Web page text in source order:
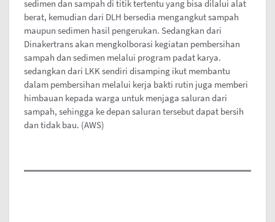
sedimen dan sampah di titik tertentu yang bisa dilalui alat
berat, kemudian dari DLH bersedia mengangkut sampah
maupun sedimen hasil pengerukan. Sedangkan dari
Dinakertrans akan mengkolborasi kegiatan pembersihan
sampah dan sedimen melalui program padat karya.
sedangkan dari LKK sendiri disamping ikut membantu
dalam pembersihan melalui kerja bakti rutin juga memberi
himbauan kepada warga untuk menjaga saluran dari
sampah, sehingga ke depan saluran tersebut dapat bersih
dan tidak bau. (AWS)